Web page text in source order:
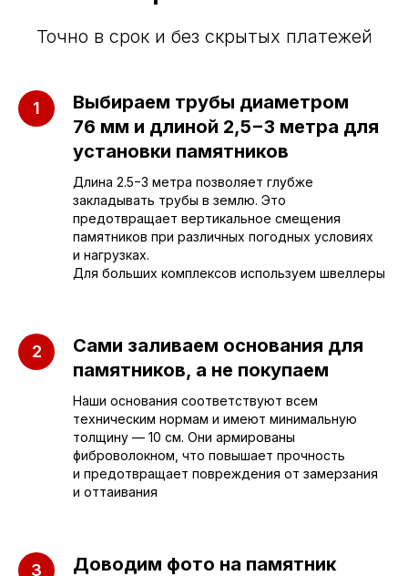
Точно в срок и без скрытых платежей
Выбираем трубы диаметром
76 мм и длиной 2,5−3 метра для
установки памятников
Длина 2.5−3 метра позволяет глубже
закладывать трубы в землю. Это
предотвращает вертикальное смещения
памятников при различных погодных условиях
и нагрузках.
Для больших комплексов используем швеллеры
Сами заливаем основания для
памятников, а не покупаем
Наши основания соответствуют всем
техническим нормам и имеют минимальную
толщину — 10 см. Они армированы
фиброволокном, что повышает прочность
и предотвращает повреждения от замерзания
и оттаивания
Доводим фото на памятник
Приезжайте к нам
в офис
sleza-v-kamne64@yandex.ru
+7 (962) 629-39-39
г. Саратов, улица имени Е.И.
Пугачёва, 156
г. Энгельс, Весёлая ул., 114
+7 (953) 637-24-55
Руководитель мастерской